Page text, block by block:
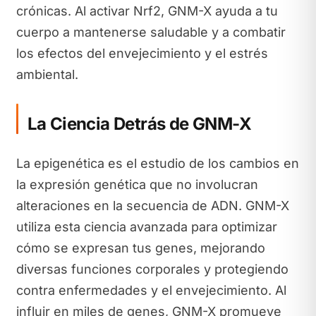
crónicas. Al activar Nrf2, GNM-X ayuda a tu
cuerpo a mantenerse saludable y a combatir
los efectos del envejecimiento y el estrés
ambiental.
La Ciencia Detrás de GNM-X
La epigenética es el estudio de los cambios en
la expresión genética que no involucran
alteraciones en la secuencia de ADN. GNM-X
utiliza esta ciencia avanzada para optimizar
cómo se expresan tus genes, mejorando
diversas funciones corporales y protegiendo
contra enfermedades y el envejecimiento. Al
influir en miles de genes, GNM-X promueve